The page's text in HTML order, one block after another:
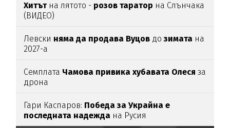
Хитътна лятото - розов таратор на Слънчака
(ВИДЕО)
Левски няма да продава Вуцов дозимата на
2027-а
Семплата Чамова привика хубавата Олеся за
дрона
Гари Каспаров: Победа за Украйна е
последната надежда на Русия